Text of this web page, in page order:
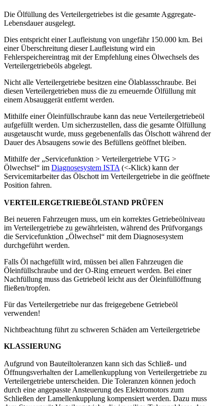
Die Ölfüllung des Verteilergetriebes ist die gesamte Aggregate-
Lebensdauer ausgelegt.
Dies entspricht einer Laufleistung von ungefähr 150.000 km. Bei
einer Überschreitung dieser Laufleistung wird ein
Fehlerspeichereintrag mit der Empfehlung eines Ölwechsels des
Verteilergetriebeöls abgelegt.
Nicht alle Verteilergetriebe besitzen eine Ölablassschraube. Bei
diesen Verteilergetrieben muss die zu erneuernde Ölfüllung mit
einem Absauggerät entfernt werden.
Mithilfe einer Öleinfüllschraube kann das neue Verteilergetriebeöl
aufgefüllt werden. Um sicherzustellen, dass die gesamte Ölfüllung
ausgetauscht wurde, muss gegebenenfalls das Ölschott während der
Dauer des Absaugens sowie des Befüllens geöffnet bleiben.
Mithilfe der „Servicefunktion > Verteilergetriebe VTG >
Ölwechsel“ im Diagnosesystem ISTA (<-Klick) kann der
Servicemitarbeiter das Ölschott im Verteilergetriebe in die geöffnete
Position fahren.
VERTEILERGETRIEBEÖLSTAND PRÜFEN
Bei neueren Fahrzeugen muss, um ein korrektes Getriebeölniveau
im Verteilergetriebe zu gewährleisten, während des Prüfvorgangs
die Servicefunktion „Ölwechsel“ mit dem Diagnosesystem
durchgeführt werden.
Falls Öl nachgefüllt wird, müssen bei allen Fahrzeugen die
Öleinfüllschraube und der O-Ring erneuert werden. Bei einer
Nachfüllung muss das Getriebeöl leicht aus der Öleinfüllöffnung
fließen/tropfen.
Für das Verteilergetriebe nur das freigegebene Getriebeöl
verwenden!
Nichtbeachtung führt zu schweren Schäden am Verteilergetriebe
KLASSIERUNG
Aufgrund von Bauteiltoleranzen kann sich das Schließ- und
Öffnungsverhalten der Lamellenkupplung von Verteilergetriebe zu
Verteilergetriebe unterscheiden. Die Toleranzen können jedoch
durch eine angepasste Ansteuerung des Elektromotors zum
Schließen der Lamellenkupplung kompensiert werden. Dazu muss